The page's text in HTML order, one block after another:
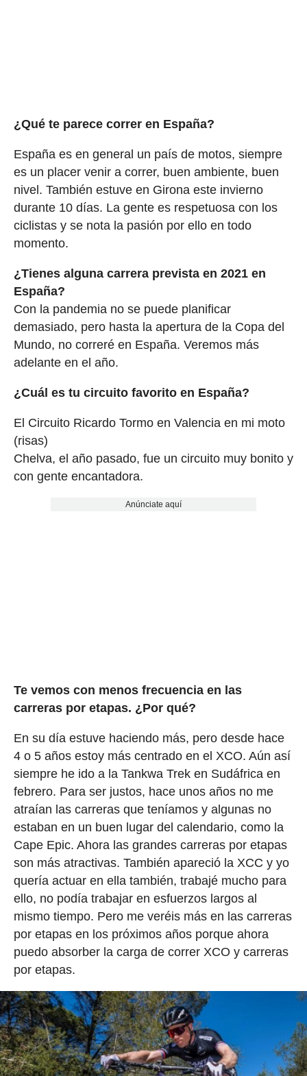
¿Qué te parece correr en España?
España es en general un país de motos, siempre
es un placer venir a correr, buen ambiente, buen
nivel. También estuve en Girona este invierno
durante 10 días. La gente es respetuosa con los
ciclistas y se nota la pasión por ello en todo
momento.
¿Tienes alguna carrera prevista en 2021 en
España?
Con la pandemia no se puede planificar
demasiado, pero hasta la apertura de la Copa del
Mundo, no correré en España. Veremos más
adelante en el año.
¿Cuál es tu circuito favorito en España?
El Circuito Ricardo Tormo en Valencia en mi moto
(risas)
Chelva, el año pasado, fue un circuito muy bonito y
con gente encantadora.
Anúnciate aquí
Te vemos con menos frecuencia en las
carreras por etapas. ¿Por qué?
En su día estuve haciendo más, pero desde hace
4 o 5 años estoy más centrado en el XCO. Aún así
siempre he ido a la Tankwa Trek en Sudáfrica en
febrero. Para ser justos, hace unos años no me
atraían las carreras que teníamos y algunas no
estaban en un buen lugar del calendario, como la
Cape Epic. Ahora las grandes carreras por etapas
son más atractivas. También apareció la XCC y yo
quería actuar en ella también, trabajé mucho para
ello, no podía trabajar en esfuerzos largos al
mismo tiempo. Pero me veréis más en las carreras
por etapas en los próximos años porque ahora
puedo absorber la carga de correr XCO y carreras
por etapas.